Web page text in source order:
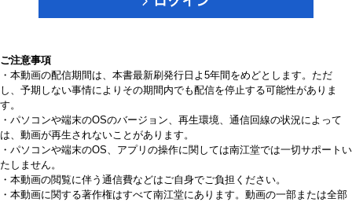
ご注意事項
・本動画の配信期間は、本書最新刷発行日よ5年間をめどとします。ただ
し、予期しない事情によりその期間内でも配信を停止する可能性がありま
す。
・パソコンや端末のOSのバージョン、再生環境、通信回線の状況によって
は、動画が再生されないことがあります。
・パソコンや端末のOS、アプリの操作に関しては南江堂では一切サポートい
たしません。
・本動画の閲覧に伴う通信費などはご自身でご負担ください。
・本動画に関する著作権はすべて南江堂にあります。動画の一部または全部